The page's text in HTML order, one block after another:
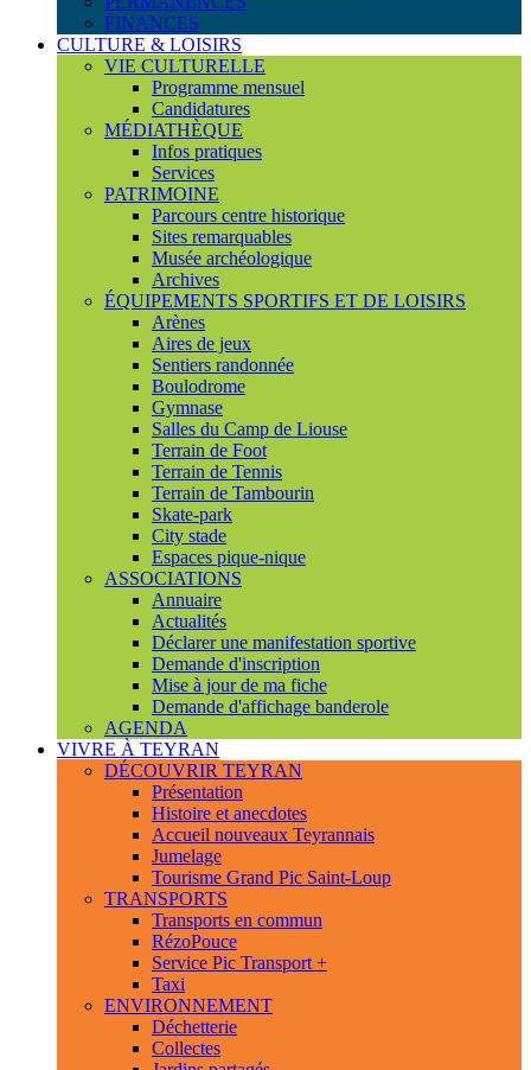
FINANCES
CULTURE & LOISIRS
VIE CULTURELLE
Programme mensuel
Candidatures
MÉDIATHÈQUE
Infos pratiques
Services
PATRIMOINE
Parcours centre historique
Sites remarquables
Musée archéologique
Archives
ÉQUIPEMENTS SPORTIFS ET DE LOISIRS
Arènes
Aires de jeux
Sentiers randonnée
Boulodrome
Gymnase
Salles du Camp de Liouse
Terrain de Foot
Terrain de Tennis
Terrain de Tambourin
Skate-park
City stade
Espaces pique-nique
ASSOCIATIONS
Annuaire
Actualités
Déclarer une manifestation sportive
Demande d'inscription
Mise à jour de ma fiche
Demande d'affichage banderole
AGENDA
VIVRE À TEYRAN
DÉCOUVRIR TEYRAN
Présentation
Histoire et anecdotes
Accueil nouveaux Teyrannais
Jumelage
Tourisme Grand Pic Saint-Loup
TRANSPORTS
Transports en commun
RézoPouce
Service Pic Transport +
Taxi
ENVIRONNEMENT
Déchetterie
Collectes